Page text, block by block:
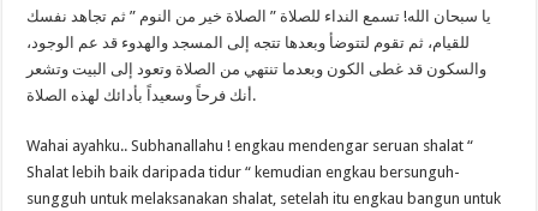
يا سبحان الله! تسمع النداء للصلاة ” الصلاة خير من النوم ” ثم تجاهد نفسك
للقيام، ثم تقوم لتتوضأ وبعدها تتجه إلى المسجد والهدوء قد عم الوجود،
والسكون قد غطى الكون وبعدما تنتهي من الصلاة وتعود إلى البيت وتشعر
أنك فرحاً وسعيداً بأدائك لهذه الصلاة.
Wahai ayahku.. Subhanallahu ! engkau mendengar seruan shalat “
Shalat lebih baik daripada tidur “ kemudian engkau bersunguh-
sungguh untuk melaksanakan shalat, setelah itu engkau bangun untuk